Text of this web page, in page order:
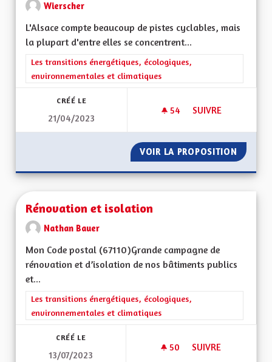
Wierscher
L'Alsace compte beaucoup de pistes cyclables, mais
la plupart d'entre elles se concentrent...
Filtrer les résultats de la catégorie : Les transitions
Les transitions énergétiques, écologiques,
environnementales et climatiques
CRÉÉ LE
21/04/2023
54 54 ABONNÉS
SUIVRE
VOIR LA PROPOSITION
Rénovation et isolation
Nathan Bauer
Mon Code postal (67110)Grande campagne de
rénovation et d’isolation de nos bâtiments publics
et...
Filtrer les résultats de la catégorie : Les transitions
Les transitions énergétiques, écologiques,
environnementales et climatiques
CRÉÉ LE
13/07/2023
50 50 ABONNÉS
SUIVRE